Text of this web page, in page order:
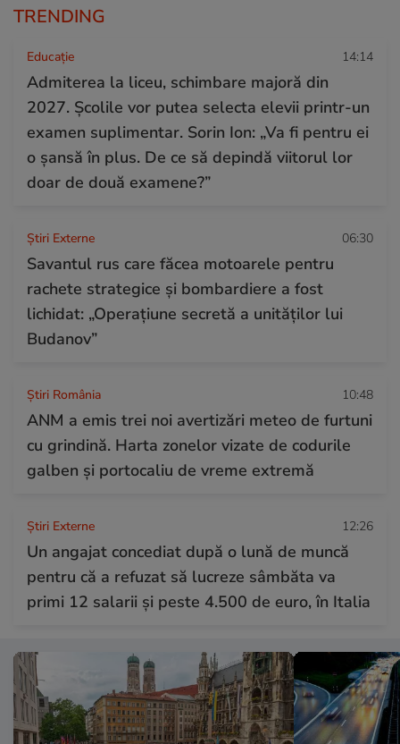
TRENDING
Educație 14:14
Admiterea la liceu, schimbare majoră din
2027. Școlile vor putea selecta elevii printr-un
examen suplimentar. Sorin Ion: „Va fi pentru ei
o șansă în plus. De ce să depindă viitorul lor
doar de două examene?”
Știri Externe 06:30
Savantul rus care făcea motoarele pentru
rachete strategice și bombardiere a fost
lichidat: „Operațiune secretă a unităților lui
Budanov”
Știri România 10:48
ANM a emis trei noi avertizări meteo de furtuni
cu grindină. Harta zonelor vizate de codurile
galben și portocaliu de vreme extremă
Știri Externe 12:26
Un angajat concediat după o lună de muncă
pentru că a refuzat să lucreze sâmbăta va
primi 12 salarii și peste 4.500 de euro, în Italia